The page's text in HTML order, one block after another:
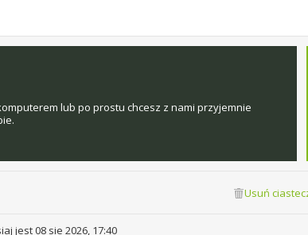
lub po prostu chcesz z nami przyjemnie
Usuń
jest 08 sie 2026, 17:40